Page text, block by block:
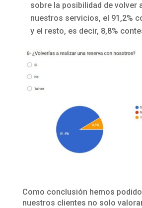
sobre la posibilidad de volver
nuestros servicios, el 91,2%
y el resto, es decir, 8,8%
Como conclusión hemos
nuestros clientes no solo